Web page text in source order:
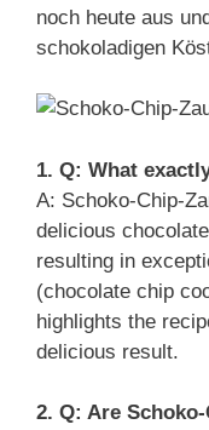
noch heute aus
schokoladigen
1. Q: What
A: Schoko-Chip-
delicious
resulting in
(chocolate chip
highlights the
delicious result.
2. Q: Are